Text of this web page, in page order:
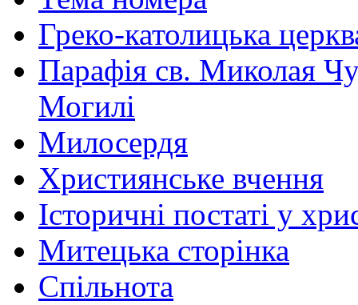
Греко-католицька
Парафія св. Миколая
Могилі
Милосердя
Християнське вчення
Історичні постаті у
Митецька сторінка
Спільнота